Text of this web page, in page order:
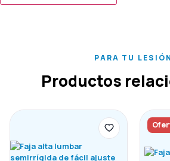
PARA TU LESIÓN
Productos